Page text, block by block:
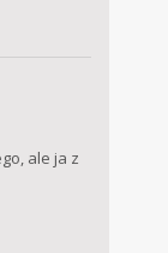
ale ja z